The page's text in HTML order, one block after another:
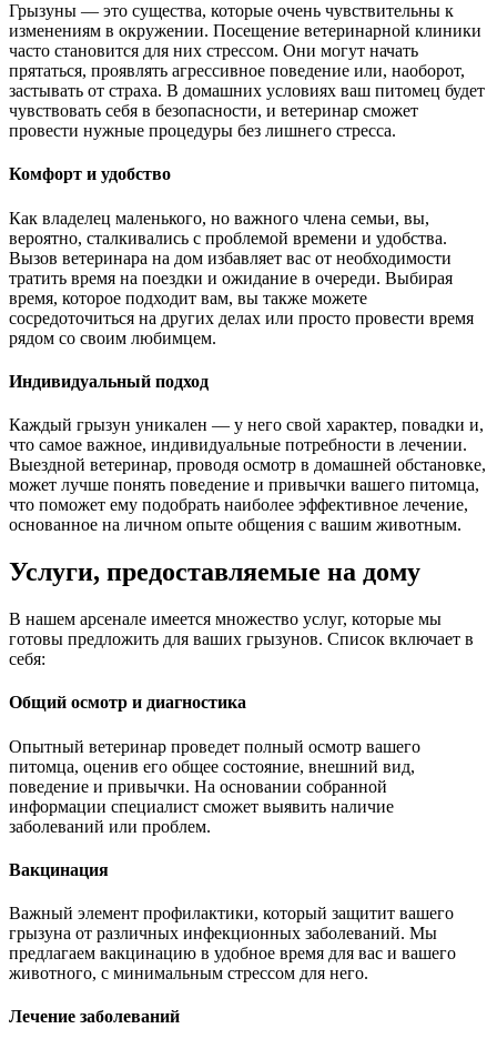
Грызуны — это существа, которые очень чувствительны к
изменениям в окружении. Посещение ветеринарной клиники
часто становится для них стрессом. Они могут начать
прятаться, проявлять агрессивное поведение или, наоборот,
застывать от страха. В домашних условиях ваш питомец будет
чувствовать себя в безопасности, и ветеринар сможет
провести нужные процедуры без лишнего стресса.
Комфорт и удобство
Как владелец маленького, но важного члена семьи, вы,
вероятно, сталкивались с проблемой времени и удобства.
Вызов ветеринара на дом избавляет вас от необходимости
тратить время на поездки и ожидание в очереди. Выбирая
время, которое подходит вам, вы также можете
сосредоточиться на других делах или просто провести время
рядом со своим любимцем.
Индивидуальный подход
Каждый грызун уникален — у него свой характер, повадки и,
что самое важное, индивидуальные потребности в лечении.
Выездной ветеринар, проводя осмотр в домашней обстановке,
может лучше понять поведение и привычки вашего питомца,
что поможет ему подобрать наиболее эффективное лечение,
основанное на личном опыте общения с вашим животным.
Услуги, предоставляемые на дому
В нашем арсенале имеется множество услуг, которые мы
готовы предложить для ваших грызунов. Список включает в
себя:
Общий осмотр и диагностика
Опытный ветеринар проведет полный осмотр вашего
питомца, оценив его общее состояние, внешний вид,
поведение и привычки. На основании собранной
информации специалист сможет выявить наличие
заболеваний или проблем.
Вакцинация
Важный элемент профилактики, который защитит вашего
грызуна от различных инфекционных заболеваний. Мы
предлагаем вакцинацию в удобное время для вас и вашего
животного, с минимальным стрессом для него.
Лечение заболеваний